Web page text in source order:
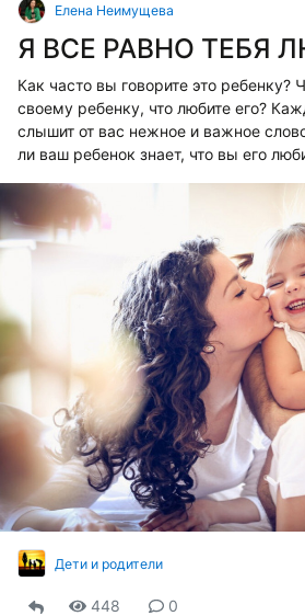
Елена Неимущева
Я ВСЕ РАВНО ТЕБЯ
Как часто вы говорите это ребенку?
своему ребенку, что любите его?
слышит от вас нежное и важное
ли ваш ребенок знает, что вы его
Дети и родители
448 0